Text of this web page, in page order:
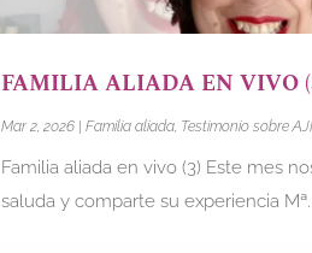
FAMILIA ALIADA EN VIVO
Mar 2, 2026 |Familia aliada Testimonio sobre
Familia aliada en vivo (3) Este mes
saluda y comparte su experiencia